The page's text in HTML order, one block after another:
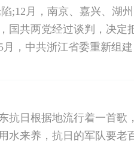
;12月，南京、嘉兴、湖
国共两党经过谈判，决定
月，中共浙江省委重新组
南、处州、金衢、浙西、
抗日根据地流行着一首歌
水来养，抗日的军队要老